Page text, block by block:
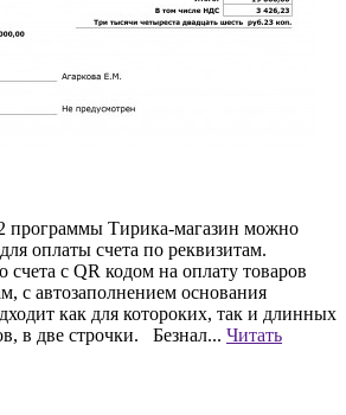
программы Тирика-магазин можно
оплаты счета по реквизитам.
с QR кодом на оплату товаров
с автозаполнением основания
как для котороких, так и длинных
в две строчки. Безнал... Читать